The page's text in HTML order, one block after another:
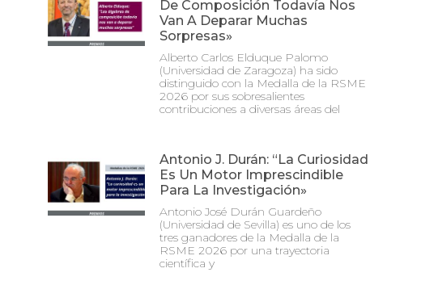
De Composición Todavía Nos
Van A Deparar Muchas
Sorpresas»
Alberto Carlos Elduque Palomo
(Universidad de Zaragoza) ha sido
distinguido con la Medalla de la RSME
2026 por sus sobresalientes
contribuciones a diversas áreas del
Antonio J. Durán: “La Curiosidad
Es Un Motor Imprescindible
Para La Investigación»
Antonio José Durán Guardeño
(Universidad de Sevilla) es uno de los
tres ganadores de la Medalla de la
RSME 2026 por una trayectoria
científica y